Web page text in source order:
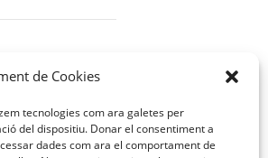
de Cookies
tecnologies com ara galetes per
del dispositiu. Donar el consentiment a
dades com ara el comportament de
a Xantala